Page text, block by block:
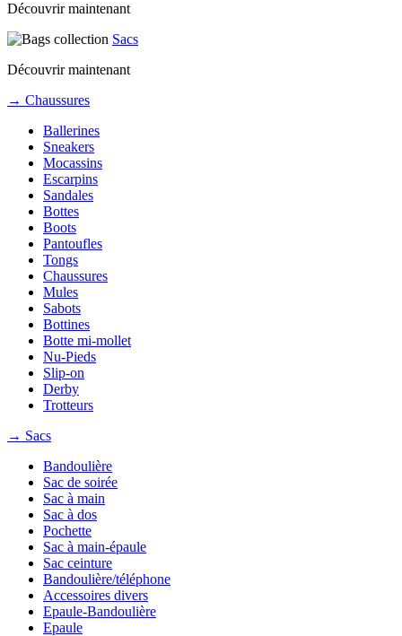
Découvrir maintenant
Sacs
Découvrir maintenant
→ Chaussures
Ballerines
Sneakers
Mocassins
Escarpins
Sandales
Bottes
Boots
Pantoufles
Tongs
Chaussures
Mules
Sabots
Bottines
Botte mi-mollet
Nu-Pieds
Slip-on
Derby
Trotteurs
→ Sacs
Bandoulière
Sac de soirée
Sac à main
Sac à dos
Pochette
Sac à main-épaule
Sac ceinture
Bandoulière/téléphone
Accessoires divers
Epaule-Bandoulière
Epaule